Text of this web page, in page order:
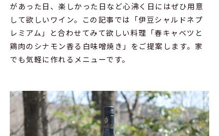
があった日、楽しかった日など心沸く日にはぜひ用意
して欲しいワイン。この記事では「伊豆シャルドネプ
レミアム」と合わせてみて欲しい料理「春キャベツと
鶏肉のシナモン香る白味噌焼き」をご提案します。家
でも気軽に作れるメニューです。